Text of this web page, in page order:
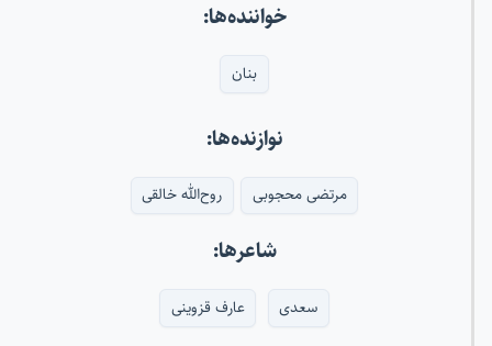
خواننده‌ها:
بنان
نوازنده‌ها:
مرتضی محجوبی روح‌الله خالقی
شاعرها:
سعدی عارف قزوینی